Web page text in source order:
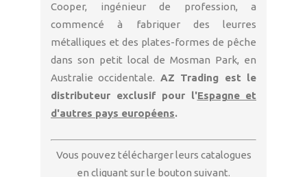
Cooper, ingénieur de profession, a
commencé à fabriquer des leurres
métalliques et des plates-formes de pêche
dans son petit local de Mosman Park, en
Australie occidentale. AZ Trading est le
distributeur exclusif pour l'Espagne et
d'autres pays européens.
Vous pouvez télécharger leurs catalogues
en cliquant sur le bouton suivant.